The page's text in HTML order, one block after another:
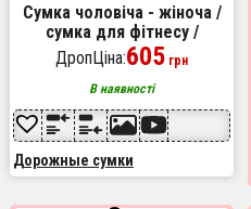
Сумка чоловіча - жіноча /
сумка для фітнесу /
Дорожня сумка, Сумка для
речей у літак
ДропЦіна:605 грн
В наявності
Дорожные сумки